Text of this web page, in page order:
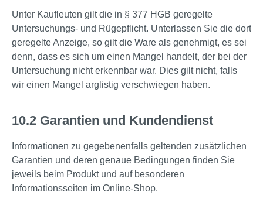
Unter Kaufleuten gilt die in § 377 HGB geregelte
Untersuchungs- und Rügepflicht. Unterlassen Sie die dort
geregelte Anzeige, so gilt die Ware als genehmigt, es sei
denn, dass es sich um einen Mangel handelt, der bei der
Untersuchung nicht erkennbar war. Dies gilt nicht, falls
wir einen Mangel arglistig verschwiegen haben.
10.2 Garantien und Kundendienst
Informationen zu gegebenenfalls geltenden zusätzlichen
Garantien und deren genaue Bedingungen finden Sie
jeweils beim Produkt und auf besonderen
Informationsseiten im Online-Shop.